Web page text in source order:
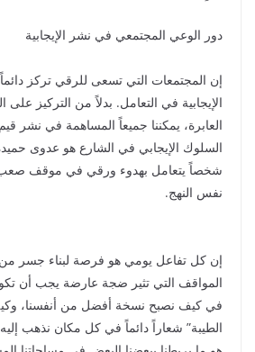
دور الوعي المجتمعي في نشر الإيجابية
إن المجتمعات التي تسعى للرقي تركز دائماً
الإيجابية في التعامل. بدلاً من التركيز على
العابرة، يمكننا جميعاً المساهمة في نشر
السلوك الإيجابي في الشارع هو عدوى
شخصاً يتعامل بهدوء ورقي في موقف صعب،
نفس النهج.
إن كل تفاعل يومي هو فرصة لبناء جسر من
المواقف التي تثير ضجة عارضة يجب أن تكون
في كيف نصبح نسخة أفضل من أنفسنا،
الطيبة” شعاراً دائماً في كل مكان نذهب